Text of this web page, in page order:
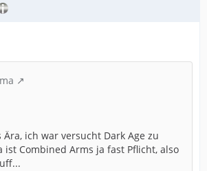
Ära, ich war versucht Dark Age zu
ist Combined Arms ja fast Pflicht, also